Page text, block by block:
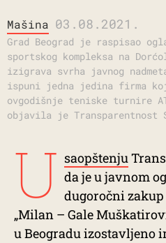
Mašina 03.08.2021.
Grad Beograd je raspisao
sportskog kompleksa na
izigrava svrha javnog
ispuni jedna jedina firma
ovgodišnje teniske turnire
objavila je Transparentnost
U saopštenju
da je u javnom
dugoročni
„Milan – Gale
u Beogradu izostavljeno